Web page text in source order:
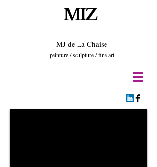
MIZ
MJ de La Chaise
peinture / sculpture / fine art